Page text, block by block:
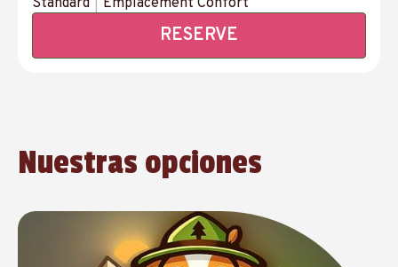
Standard Emplacement Confort
RESERVE
Nuestras opciones